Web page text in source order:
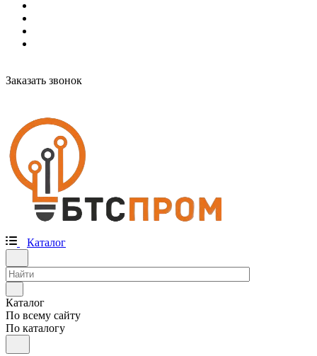
Заказать звонок
Каталог
Каталог
По всему сайту
По каталогу